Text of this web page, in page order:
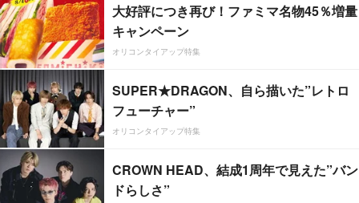
大好評につき再び！ファミマ名物45％増量
キャンペーン
オリコンタイアップ特集
SUPER★DRAGON、自ら描いた”レトロ
フューチャー”
オリコンタイアップ特集
CROWN HEAD、結成1周年で見えた”バン
ドらしさ”